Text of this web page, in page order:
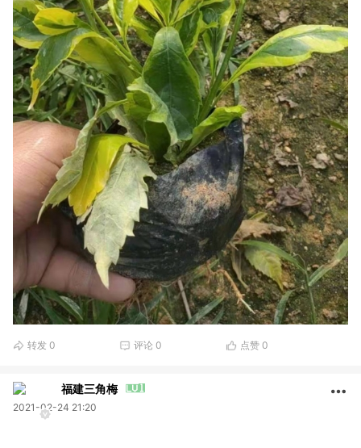
转发 0 评论 0 点赞 0
福建三角梅
2021-02-24 21:20